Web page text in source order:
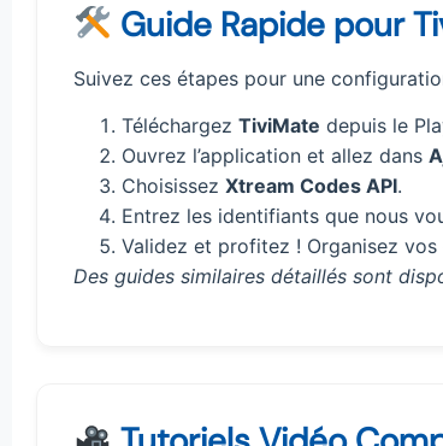
Guide Rapide pour
Suivez ces étapes pour une
Téléchargez TiviMate depuis le
Ouvrez l’application et allez dans
Choisissez Xtream Codes API.
Entrez les identifiants que nous
Validez et profitez ! Organisez
Des guides similaires détaillés sont